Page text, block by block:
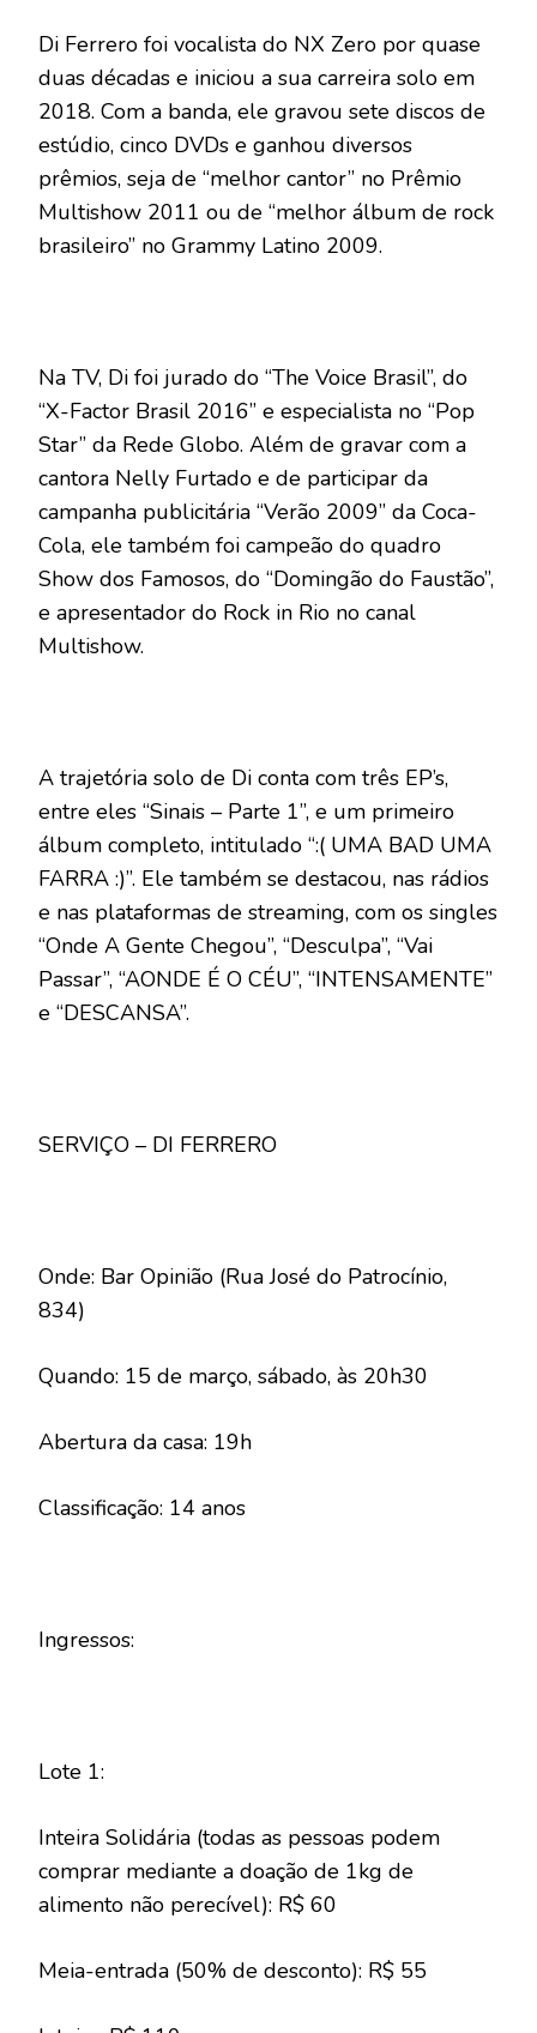
Di Ferrero foi vocalista do NX Zero por quase
duas décadas e iniciou a sua carreira solo em
2018. Com a banda, ele gravou sete discos de
estúdio, cinco DVDs e ganhou diversos
prêmios, seja de “melhor cantor” no Prêmio
Multishow 2011 ou de “melhor álbum de rock
brasileiro” no Grammy Latino 2009.
Na TV, Di foi jurado do “The Voice Brasil”, do
“X-Factor Brasil 2016” e especialista no “Pop
Star” da Rede Globo. Além de gravar com a
cantora Nelly Furtado e de participar da
campanha publicitária “Verão 2009” da Coca-
Cola, ele também foi campeão do quadro
Show dos Famosos, do “Domingão do Faustão”,
e apresentador do Rock in Rio no canal
Multishow.
A trajetória solo de Di conta com três EP’s,
entre eles “Sinais – Parte 1”, e um primeiro
álbum completo, intitulado “:( UMA BAD UMA
FARRA :)”. Ele também se destacou, nas rádios
e nas plataformas de streaming, com os singles
“Onde A Gente Chegou”, “Desculpa”, “Vai
Passar”, “AONDE É O CÉU”, “INTENSAMENTE”
e “DESCANSA”.
SERVIÇO – DI FERRERO
Onde: Bar Opinião (Rua José do Patrocínio,
834)
Quando: 15 de março, sábado, às 20h30
Abertura da casa: 19h
Classificação: 14 anos
Ingressos:
Lote 1:
Inteira Solidária (todas as pessoas podem
comprar mediante a doação de 1kg de
alimento não perecível): R$ 60
Meia-entrada (50% de desconto): R$ 55